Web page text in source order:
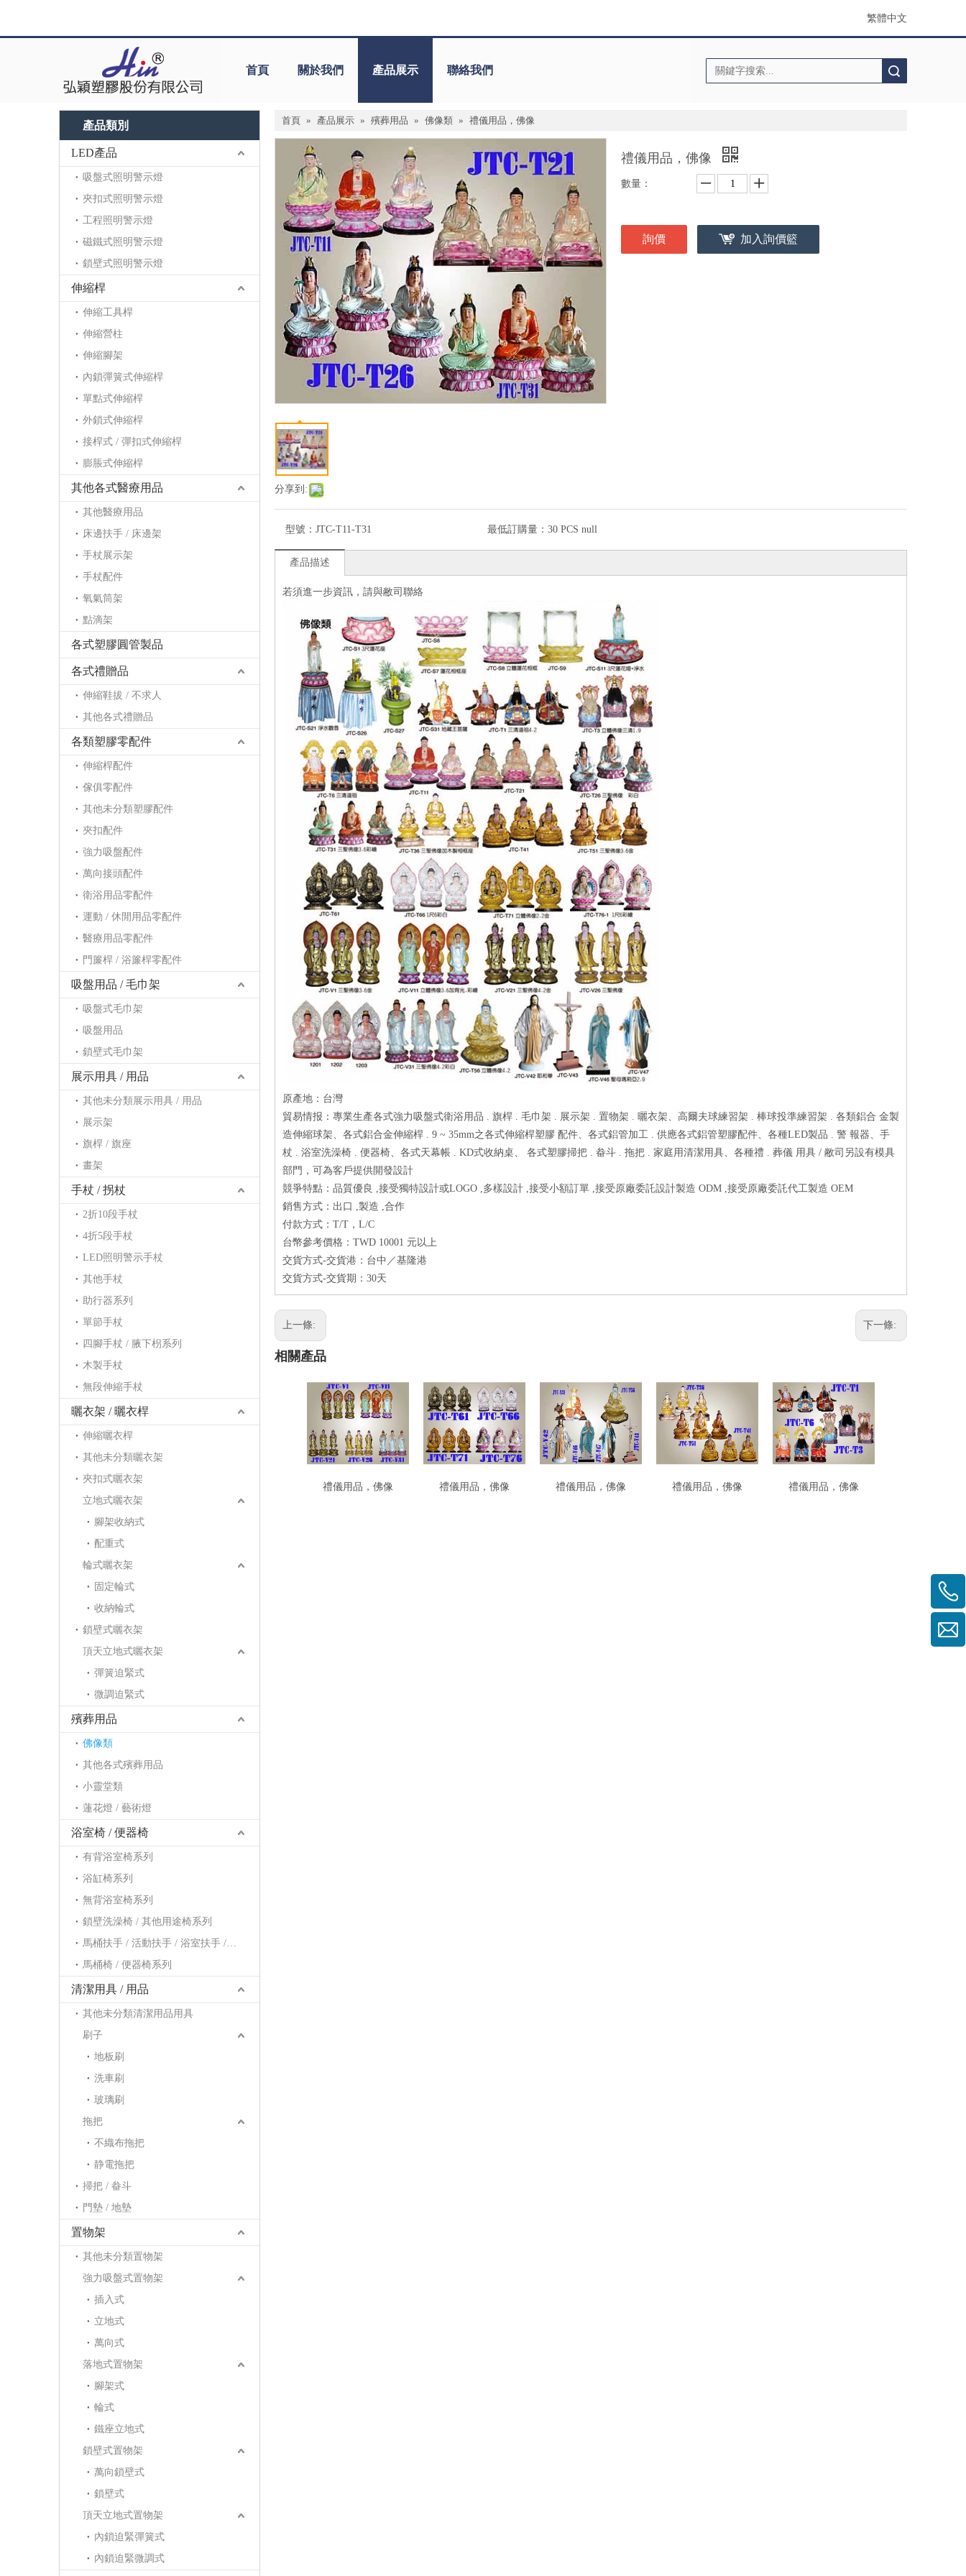
繁體中文
首頁 關於我們 產品展示 聯絡我們
產品類別
LED產品
吸盤式照明警示燈
夾扣式照明警示燈
工程照明警示燈
磁鐵式照明警示燈
鎖壁式照明警示燈
伸縮桿
伸縮工具桿
伸縮營柱
伸縮腳架
內鎖彈簧式伸縮桿
單點式伸縮桿
外鎖式伸縮桿
接桿式 / 彈扣式伸縮桿
膨脹式伸縮桿
其他各式醫療用品
其他醫療用品
床邊扶手 / 床邊架
手杖展示架
手杖配件
氧氣筒架
點滴架
各式塑膠圓管製品
各式禮贈品
伸縮鞋拔 / 不求人
其他各式禮贈品
各類塑膠零配件
伸縮桿配件
傢俱零配件
其他未分類塑膠配件
夾扣配件
強力吸盤配件
萬向接頭配件
衛浴用品零配件
運動 / 休閒用品零配件
醫療用品零配件
門簾桿 / 浴簾桿零配件
吸盤用品 / 毛巾架
吸盤式毛巾架
吸盤用品
鎖壁式毛巾架
展示用具 / 用品
其他未分類展示用具 / 用品
展示架
旗桿 / 旗座
畫架
手杖 / 拐杖
2折10段手杖
4折5段手杖
LED照明警示手杖
其他手杖
助行器系列
單節手杖
四腳手杖 / 腋下枴系列
木製手杖
無段伸縮手杖
曬衣架 / 曬衣桿
伸縮曬衣桿
其他未分類曬衣架
夾扣式曬衣架
立地式曬衣架
腳架收納式
配重式
輪式曬衣架
固定輪式
收納輪式
鎖壁式曬衣架
頂天立地式曬衣架
彈簧迫緊式
微調迫緊式
殯葬用品
佛像類
其他各式殯葬用品
小靈堂類
蓮花燈 / 藝術燈
浴室椅 / 便器椅
有背浴室椅系列
浴缸椅系列
無背浴室椅系列
鎖壁洗澡椅 / 其他用途椅系列
馬桶扶手 / 活動扶手 / 浴室扶手 / 浴缸扶手系列
馬桶椅 / 便器椅系列
清潔用具 / 用品
其他未分類清潔用品用具
刷子
地板刷
洗車刷
玻璃刷
拖把
不織布拖把
静電拖把
掃把 / 畚斗
門墊 / 地墊
置物架
其他未分類置物架
強力吸盤式置物架
插入式
立地式
萬向式
落地式置物架
腳架式
輪式
鐵座立地式
鎖壁式置物架
萬向鎖壁式
鎖壁式
頂天立地式置物架
內鎖迫緊彈簧式
內鎖迫緊微調式
首頁 » 產品展示 » 殯葬用品 » 佛像類 » 禮儀用品，佛像
分享到:
禮儀用品，佛像
數量：
詢價 加入詢價籃
型號： JTC-T11-T31 最低訂購量： 30 PCS null
產品描述
若須進一步資訊，請與敝司聯絡
原產地：台灣
貿易情报：專業生產各式強力吸盤式衛浴用品 . 旗桿 . 毛巾架 . 展示架 . 置物架 . 曬衣架、高爾夫球練習架 . 棒球投準練習架 . 各類鋁合 金製
造伸縮球架、各式鋁合金伸縮桿 . 9 ~ 35mm之各式伸縮桿塑膠 配件、各式鋁管加工 . 供應各式鋁管塑膠配件、各種LED製品 . 警 報器、手
杖 . 浴室洗澡椅 . 便器椅、各式天幕帳 . KD式收納桌、 各式塑膠掃把 . 畚斗 . 拖把 . 家庭用清潔用具、各種禮 . 葬儀 用具 / 敝司另設有模具
部門，可為客戶提供開發設計
競爭特點：品質優良 ,接受獨特設計或LOGO ,多樣設計 ,接受小額訂單 ,接受原廠委託設計製造 ODM ,接受原廠委託代工製造 OEM
銷售方式：出口 ,製造 ,合作
付款方式：T/T，L/C
台幣參考價格：TWD 10001 元以上
交貨方式-交貨港：台中／基隆港
交貨方式-交貨期：30天
上一條: 下一條:
相關產品
禮儀用品，佛像 禮儀用品，佛像 禮儀用品，佛像 禮儀用品，佛像 禮儀用品，佛像